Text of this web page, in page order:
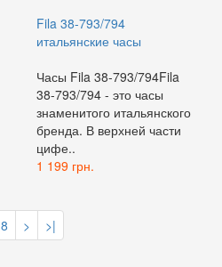
Fila 38-793/794
итальянские часы
Часы Fila 38-793/794Fila
38-793/794 - это часы
знаменитого итальянского
бренда. В верхней части
цифе..
1 199 грн.
8 > >|